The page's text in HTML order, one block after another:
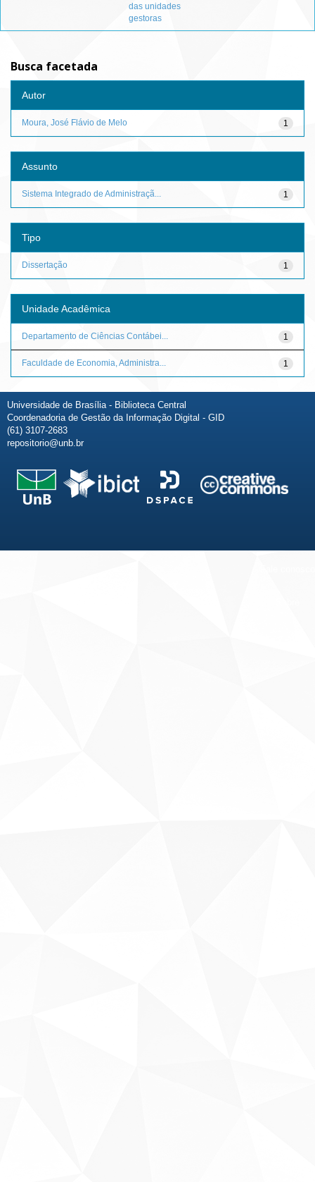
das unidades
gestoras
Busca facetada
Autor
1
Moura, José Flávio de Melo
Assunto
1
Sistema Integrado de Administraçã...
Tipo
1
Dissertação
Unidade Acadêmica
1
Departamento de Ciências Contábei...
1
Faculdade de Economia, Administra...
Universidade de Brasília - Biblioteca Central
Coordenadoria de Gestão da Informação Digital - GID
(61) 3107-2683
repositorio@unb.br